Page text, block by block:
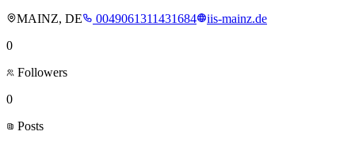
MAINZ, DE
0049061311431684
iis-mainz.de
0
Followers
0
Posts